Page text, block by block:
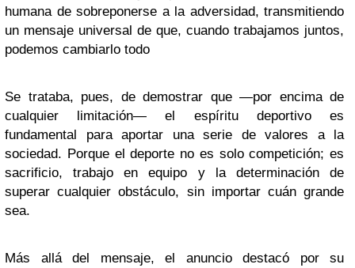
humana de sobreponerse a la adversidad, transmitiendo
un mensaje universal de que, cuando trabajamos juntos,
podemos cambiarlo todo
Se trataba, pues, de demostrar que —por encima de
cualquier limitación—el espíritu deportivo es
fundamental para aportar una serie de valores a la
sociedad. Porque el deporte no es solo competición; es
sacrificio, trabajo en equipo y la determinación de
superar cualquier obstáculo, sin importar cuán grande
sea.
Más allá del mensaje, el anuncio destacó por su